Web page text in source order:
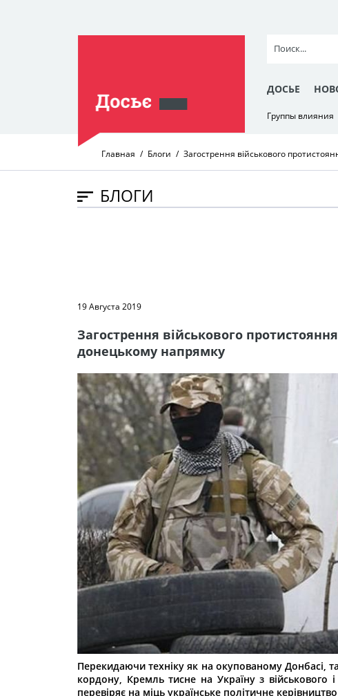
ДОСЬЕ
Группы влияния
Главная Блоги Загострення військового
БЛОГИ
19 Августа 2019
Загострення військового
донецькому напрямку
Перекидаючи техніку як на окупованому Донбасі,
кордону, Кремль тисне на Україну з
перевіряє на міць українське політичне керівництво